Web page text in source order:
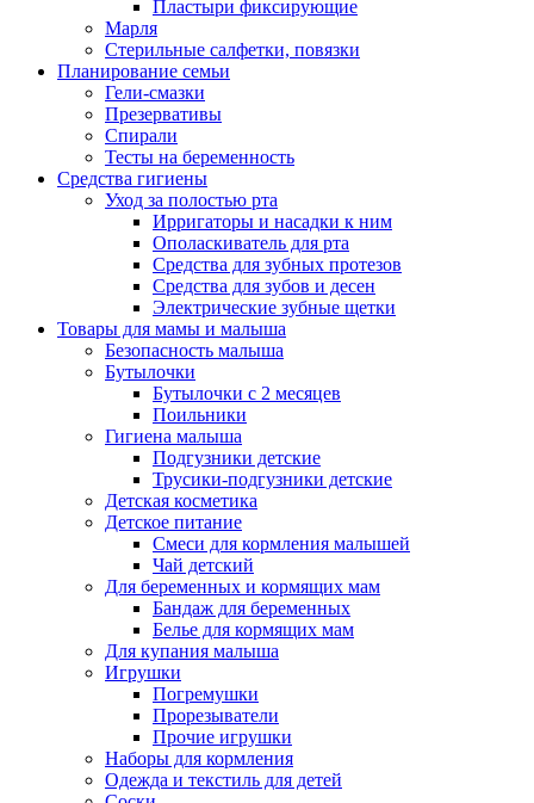
Пластыри фиксирующие
Марля
Стерильные салфетки, повязки
Планирование семьи
Гели-смазки
Презервативы
Спирали
Тесты на беременность
Средства гигиены
Уход за полостью рта
Ирригаторы и насадки к ним
Ополаскиватель для рта
Средства для зубных протезов
Средства для зубов и десен
Электрические зубные щетки
Товары для мамы и малыша
Безопасность малыша
Бутылочки
Бутылочки с 2 месяцев
Поильники
Гигиена малыша
Подгузники детские
Трусики-подгузники детские
Детская косметика
Детское питание
Смеси для кормления малышей
Чай детский
Для беременных и кормящих мам
Бандаж для беременных
Белье для кормящих мам
Для купания малыша
Игрушки
Погремушки
Прорезыватели
Прочие игрушки
Наборы для кормления
Одежда и текстиль для детей